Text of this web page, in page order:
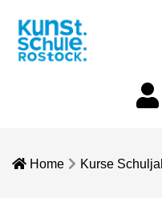
Home Kurse